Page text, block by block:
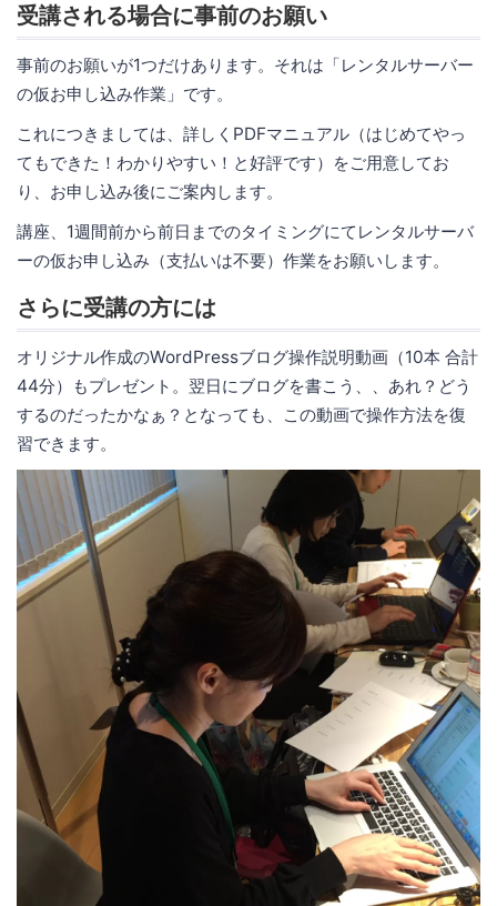
受講される場合に事前のお願い
事前のお願いが1つだけあります。それは「レンタルサーバー
の仮お申し込み作業」です。
これにつきましては、詳しくPDFマニュアル（はじめてやっ
てもできた！わかりやすい！と好評です）をご用意してお
り、お申し込み後にご案内します。
講座、1週間前から前日までのタイミングにてレンタルサーバ
ーの仮お申し込み（支払いは不要）作業をお願いします。
さらに受講の方には
オリジナル作成のWordPressブログ操作説明動画（10本 合計
44分）もプレゼント。翌日にブログを書こう、、あれ？どう
するのだったかなぁ？となっても、この動画で操作方法を復
習できます。